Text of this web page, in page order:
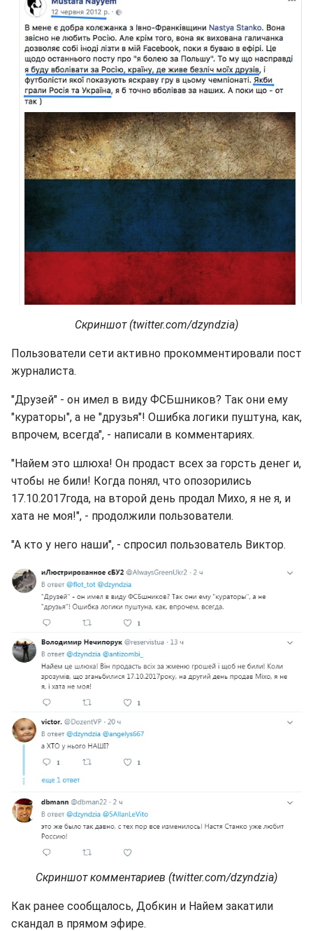
Скриншот (twitter.com/dzyndzia)
Пользователи сети активно прокомментировали пост
журналиста.
"Друзей" - он имел в виду ФСБшников? Так они ему
"кураторы", а не "друзья"! Ошибка логики пуштуна, как,
впрочем, всегда", - написали в комментариях.
"Найем это шлюха! Он продаст всех за горсть денег и,
чтобы не били! Когда понял, что опозорились
17.10.2017года, на второй день продал Михо, я не я, и
хата не моя!", - продолжили пользователи.
"А кто у него наши", - спросил пользователь Виктор.
Скриншот комментариев (twitter.com/dzyndzia)
Как ранее сообщалось, Добкин и Найем закатили
скандал в прямом эфире.